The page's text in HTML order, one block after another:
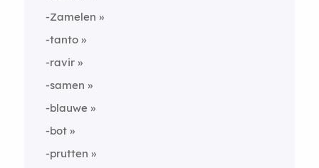
-Zamelen
-tanto
-ravir
-samen
-blauwe
-bot
-prutten